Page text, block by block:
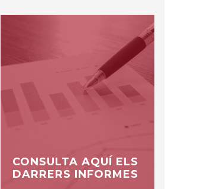
CONSULTA AQUÍ ELS
DARRERS INFORMES